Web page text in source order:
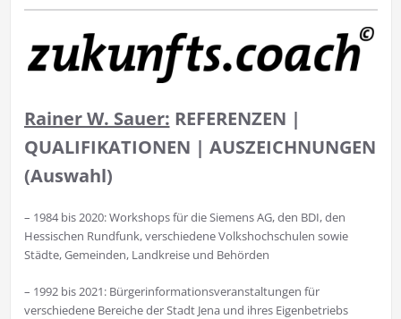
Rainer W. Sauer: REFERENZEN |
QUALIFIKATIONEN | AUSZEICHNUNGEN
(Auswahl)
– 1984 bis 2020: Workshops für die Siemens AG, den BDI, den
Hessischen Rundfunk, verschiedene Volkshochschulen sowie
Städte, Gemeinden, Landkreise und Behörden
– 1992 bis 2021: Bürgerinformationsveranstaltungen für
verschiedene Bereiche der Stadt Jena und ihres Eigenbetriebs